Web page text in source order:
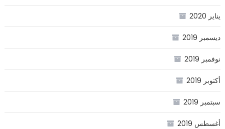
يناير 2020
ديسمبر 2019
نوفمبر 2019
أكتوبر 2019
سبتمبر 2019
أغسطس 2019